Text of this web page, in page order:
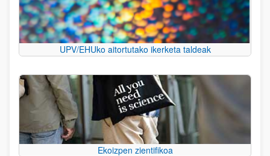
UPV/EHUko aitortutako ikerketa taldeak
Ekoizpen zientifikoa